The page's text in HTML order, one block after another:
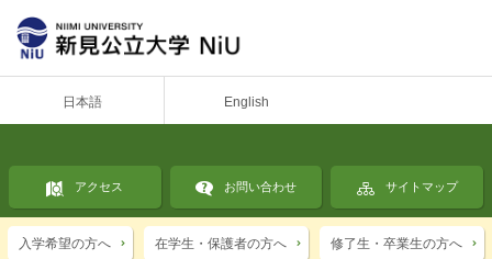
日本語 English
アクセス お問い合わせ サイトマップ
入学希望の方へ 在学生・保護者の方へ 修了生・卒業生の方へ